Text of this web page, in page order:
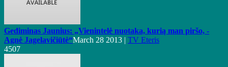
Gediminas Jaunius: „Vienintelė nuotaka, kurią man piršo, -
Agnė Jagelavičiūtė“March 28 2013 | TV Eteris
4507